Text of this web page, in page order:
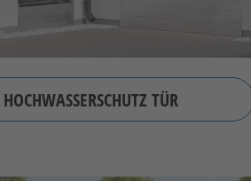
HOCHWASSERSCHUTZ TÜR